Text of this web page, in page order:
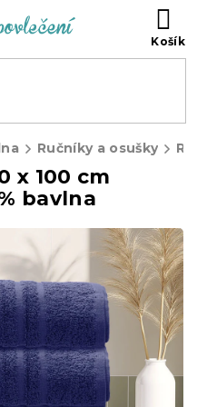
Ručníky a osušky
x 100 cm
bavlna